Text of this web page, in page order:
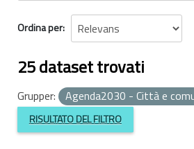
Ordina per
25 dataset trovati
Grupper: Agenda2030 - Città e
RISULTATO DEL FILTRO